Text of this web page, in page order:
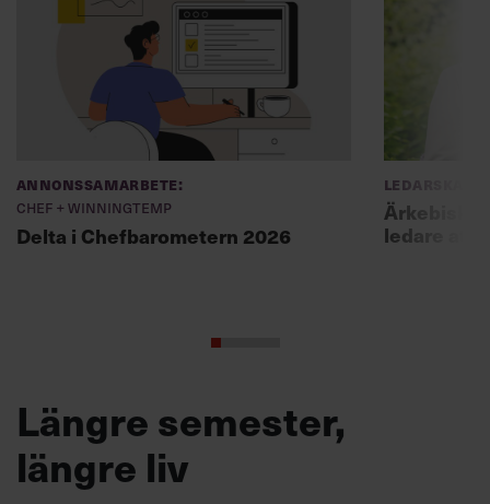
Annonssamarbete:
Chef + Winningtemp
Delta i Chefbarometern 2026
Ledarskap
ledare att
Längre semester,
längre liv